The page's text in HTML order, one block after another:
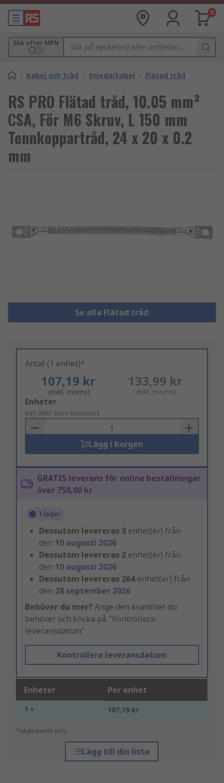
0
Sök efter MPN
/ Kabel och tråd / Enledarkabel / Flätad tråd
RS PRO Flätad tråd, 10.05 mm²
CSA, För M6 Skruv, L 150 mm
Tennkoppartråd, 24 x 20 x 0.2
mm
Se alla Flätad tråd
Antal (1 enhet)*
107,19 kr
(exkl. moms)
133,99 kr
(inkl. moms)
Add
to
Basket
Enheter
välj eller skriv kvantitet
Lägg i korgen
GRATIS leverans för online beställningar
över 750,00 kr
I lager
Dessutom levereras 3 enhet(er) från
den 10 augusti 2026
Dessutom levereras 2 enhet(er) från
den 10 augusti 2026
Dessutom levereras 264enhet(er) från
den 28 september 2026
Behöver du mer? Ange den kvantitet du
behöver och klicka på "Kontrollera
leveransdatum"
Kontrollera leveransdatum
Enheter Per enhet
1 + 107,19 kr
*vägledande pris
Lägg till din lista